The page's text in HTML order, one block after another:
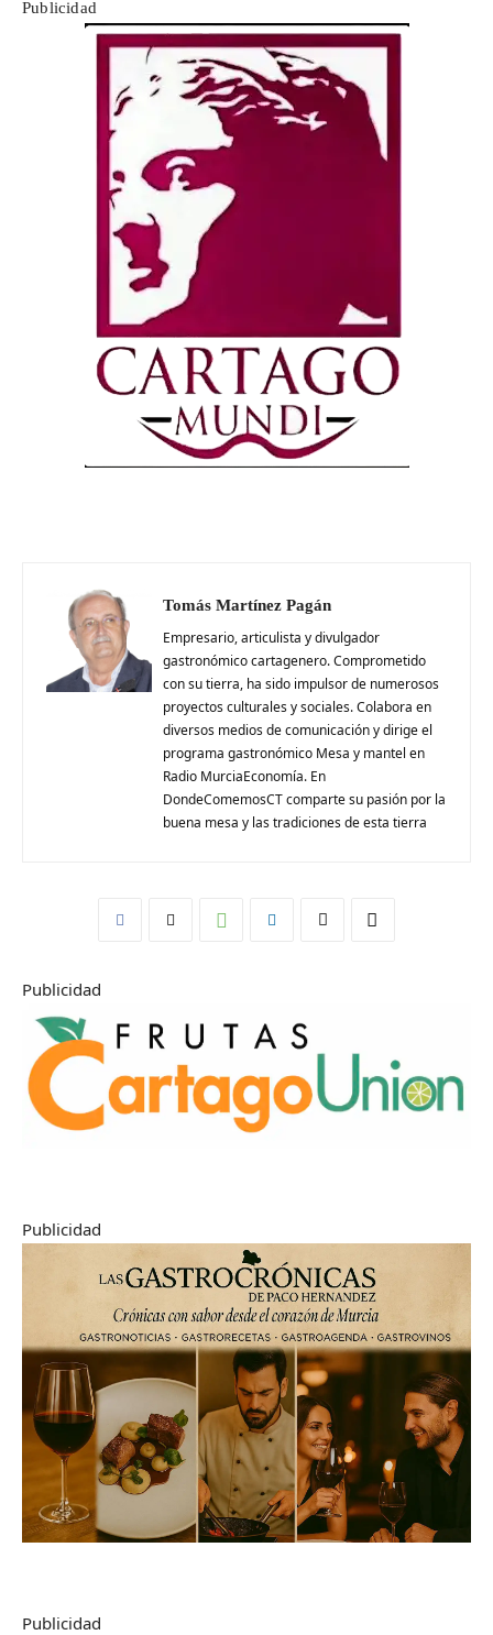
Publicidad
Tomás Martínez Pagán
Empresario, articulista y divulgador
gastronómico cartagenero. Comprometido
con su tierra, ha sido impulsor de numerosos
proyectos culturales y sociales. Colabora en
diversos medios de comunicación y dirige el
programa gastronómico Mesa y mantel en
Radio MurciaEconomía. En
DondeComemosCT comparte su pasión por la
buena mesa y las tradiciones de esta tierra
Publicidad
Publicidad
Publicidad